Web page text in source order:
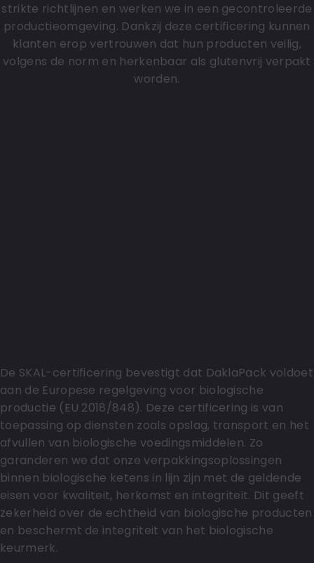
strikte richtlijnen en werken we in een gecontroleerde
productieomgeving. Dankzij deze certificering kunnen
klanten erop vertrouwen dat hun producten veilig,
volgens de norm en herkenbaar als glutenvrij verpakt
worden.
De SKAL-certificering bevestigt dat DaklaPack voldoet
aan de Europese regelgeving voor biologische
productie (EU 2018/848). Deze certificering is van
toepassing op diensten zoals opslag, transport en het
afvullen van biologische voedingsmiddelen. Zo
garanderen we dat onze verpakkingsoplossingen
binnen biologische ketens in lijn zijn met de geldende
eisen voor kwaliteit, herkomst en integriteit. Dit geeft
zekerheid over de echtheid van biologische producten
en beschermt de integriteit van het biologische
keurmerk.